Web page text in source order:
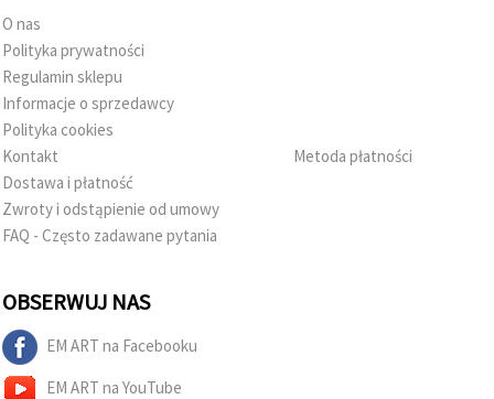
lub
wskazać
preferencje
w
wybierając
dany typ
cookie i
klikając
"Zapisz"
Akceptuj
wszystkie
Ustawienia
O nas
Polityka prywatności
Regulamin sklepu
Informacje o sprzedawcy
Polityka cookies
Kontakt
Dostawa i płatność
Zwroty i odstąpienie od umowy
FAQ - Często zadawane pytania
Metoda płatności
OBSERWUJ NAS
EM ART na Facebooku
EM ART na YouTube